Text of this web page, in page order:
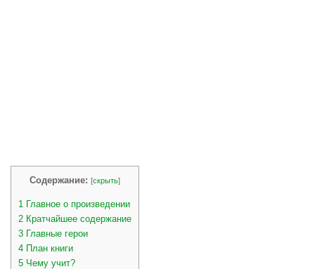
Содержание: [скрыть]
1
Главное о произведении
2 Кратчайшее содержание
3 Главные герои
4 План книги
5 Чему учит?